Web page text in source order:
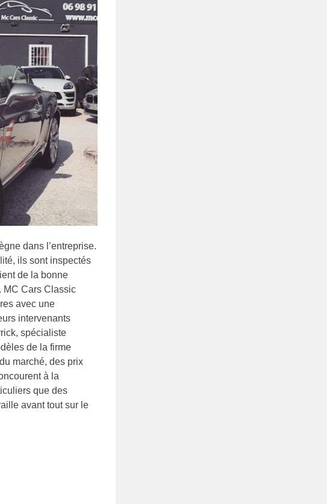
dans l’entreprise.
ils sont inspectés
de la bonne
MC Cars Classic
avec une
intervenants
spécialiste
de la firme
marché, des prix
à la
que des
avant tout sur le